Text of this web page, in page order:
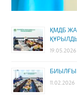
ҚМДБ
19.05.2026
БИЫЛҒЫ
11.02.2026